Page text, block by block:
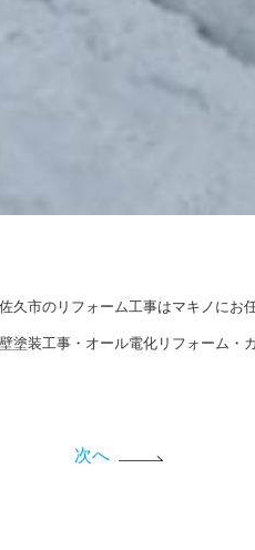
久市のリフォーム工事はマキノにお
塗装工事・オール電化リフォーム・
次へ